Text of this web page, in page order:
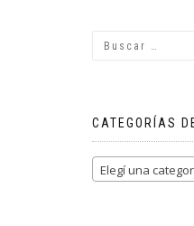
CATEGORÍAS
Elegí una